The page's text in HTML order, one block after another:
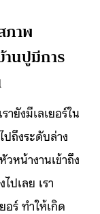
ภาพ
นปูมีการ
ยังมีเลเยอร์ใน
ปถึงระดับล่าง
หน้างานเข้าถึง
ปเลย เรา
อร์ ทำให้เกิด